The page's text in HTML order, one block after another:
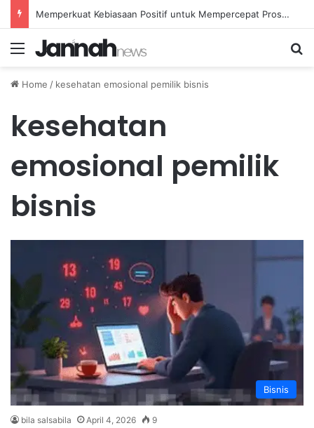
Memperkuat Kebiasaan Positif untuk Mempercepat Proses Pemulihan Mental Anda
Menu
Home / kesehatan emosional pemilik bisnis
kesehatan
emosional pemilik
bisnis
Bisnis
bila salsabila April 4, 2026 9